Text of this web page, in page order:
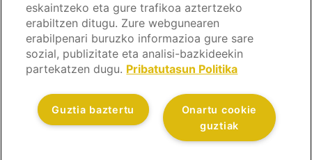
eskaintzeko eta gure trafikoa aztertzeko
erabiltzen ditugu. Zure webgunearen
erabilpenari buruzko informazioa gure sare
sozial, publizitate eta analisi-bazkideekin
partekatzen dugu. Pribatutasun Politika
Onartu cookie
guztiak
Guztia baztertu